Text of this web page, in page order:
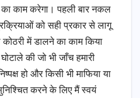
काम करेगा। पहली बार नकल
को सही प्रकार से लागू
में डालने का काम किया
की जो भी जाँच हमारी
हो और किसी भी माफिया या
करने के लिए मैं स्वयं